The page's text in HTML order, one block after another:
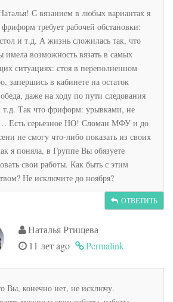
С вязанием в любых вариантах я
требует рабочей обстановки:
и т.д. А жизнь сложилась так, что
имела возможность вязать в самых
ситуациях: стоя в переполненном
запершись в кабинете на остаток
даже на ходу по пути следования
т.д. Так что фриформ: урывками, не
… Есть серьезное НО! Сломан МФУ и до
не смогу что-либо показать из своих
я поняла, в Группе Вы обязуете
свои работы. Как быть с этим
Не исключите до ноября?
ОТВЕТИТЬ
Наталья Ртищева
11 лет ago
Permalink
Вы, конечно нет, не исключу.